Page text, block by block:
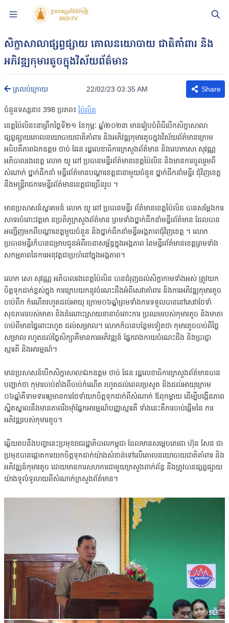
សិក្ខាសាលាផ្សព្វផ្សាយ គោលនយោបាយ ជាតិគាំពារ និង
អភិវឌ្ឍកុមារតូចក្នុងវិស័យព័ត៌មាន
ត្រលប់ក្រោយ 22/02/23 03:35 AM Share
ចំនួនទស្សនា៖ 398 ប្រភព៖ ប៉ៃលិន
ខេត្តប៉ៃលិន៖នាព្រឹកថ្ងៃទី២១ ខែកុម្ភៈ ឆ្នាំ២០២៣ មានរៀបចំពិធីបើកសិក្ខាសាលា
ផ្សព្វផ្សាយគោលនយោបាយជាតិគាំពារ និងអភិវឌ្ឍកុមារតូចក្នុងវិស័យព័ត៌មានក្រោម
អធិបតីភាពឯកឧត្តម ថាច់ ផែន រដ្ឋលេខាធិការក្រសួងព័ត៌មាន និងលោកសោ សុវណ្ណ
អភិបាលរងខេត្ត លោក យូ ពៅ ប្រធានមន្ទីរព័ត៌មានខេត្តប៉ៃលិន និងមានការចូលរួមពី
សំណាក់ ថ្នាក់ដឹកនាំ មន្ទីរព័ត៌មានបណ្តាខេត្តនានាមួយចំនួន ថ្នាក់ដឹកនាំមន្ទីរ ជុំវិញខេត្ត
នឹងមន្រ្តីរាជការមន្ទីរព័ត៌មានខេត្តជាច្រើនរូប ។
មានប្រសាសន៍ស្វាគមន៍ លោក យូ ពៅ ប្រធានមន្ទីរ ព័ត៌មានខេត្តប៉ៃលិន បានសម្តែងការ
សាទរចំពោះវត្តមា នប្រតិភូក្រសួងព័ត៌មាន ព្រមទាំងថ្នាក់ដឹកនាំមន្ទីរព័ត៌មាន ដែលបាន
អញ្ជើញមកពីបណ្តាខេត្តមួយចំនួន និងថ្នាក់ដឹកនាំមន្ទីរអង្គភាពជុំវិញខេត្ត ។ លោក
ប្រធានមន្ទីរក៏បានជម្រាបជូនអំពីរចនាសម្ព័ន្ធក្នុងអង្គភាព នៃមន្ទីរព័ត៌មានខេត្តព្រមទាំង
សកម្មភាពនៃការអនុវត្តជាប្រចាំនៅក្នុងអង្គភាព។
លោក សោ សុវណ្ណ អភិបាលរងខេត្តប៉ៃលិន បានជំរុញដល់សិក្ខាកាមទាំងអស់ ត្រូវយក
ចិត្តទុកដាក់ខ្ពស់ក្នុង ការក្រេបយកនូវចំណេះដឹងអំពីសេវាគាំពារ និងការអភិវឌ្ឍកុមារតូច
ចាប់ពីក កំណើតរហូតដល់អាយុ ក្រោម០៦ឆ្នាំព្រមទាំងការទទួលបាននៅសេវាថែទាំ
សុខភាពរបស់មាតា និងដំណោះស្រាយនានាចំពោះការ ប្រឈមរបស់កុមារតូច និងមាតា
ចាប់ពីមានផ្ទៃពោះរហូត ដល់សម្រាល។ លោកក៏បានបន្ថែមទៀតថា កុមារតូចចាប់ពីថ្ងៃ
សម្រាល រហូតដល់ថ្ងៃសិក្សាគឺមានការអភិវឌ្ឍន៍ ផ្នែករាងកាយចំណេះដឹង និងប្រាជ្ញា
ស្មារតី និងអារម្មណ៍។
មានប្រសាសន៍បើកសិក្ខាសាលាឯកឧត្តម ថាច់ ផែន រដ្ឋលេខាធិការក្រសួងព័ត៌មានបាន
បញ្ជាក់ថា កុមារចាប់តាំងពីចាប់កំណើត រហូតដល់ពេលប្រសូត និងដល់អាយុក្រោម
០៦ឆ្នាំគឺទាមទារឲ្យមានការថែទាំយកចិត្តទុកដាក់ពីសំណាក់ ឪពុកម្តាយ ដើម្បីបង្កើនភាព
ស្និតស្នាលនឹងមានភាពរឹងម៉ាំផ្នែកអារម្មណ៍បញ្ញាស្មារតី ទាំងនេះគឺការចាប់ផ្តើមនៃ ការ
អភិវឌ្ឍរបស់កុមារតូច។
ឆ្លើយតបនឹងបញ្ហានេះប្រមុខរាជរដ្ឋាភិបាលកម្ពុជា ដែលមានសម្តេចតេជោ ហ៊ុន សែន ជា
ប្រមុខបានផ្តោតការយកចិត្តទុកដាក់យ៉ាងសំខាន់ទៅលើគោលនយោបាយជាតិគាំពារ និង
អភិវឌ្ឍន៍កុមារតូច ដោយមានការសហការជាមួយក្រសួងពាក់ព័ន្ធ នឹងត្រូវបានផ្សព្វផ្សាយ
យ៉ាងទូលំទូលាយពីសំណាក់ក្រសួងព័ត៌មាន។